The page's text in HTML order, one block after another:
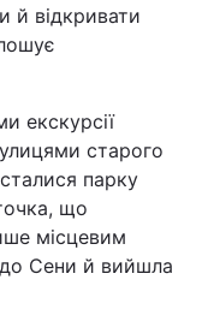
й відкривати
екскурсії
старого
парку
що
місцевим
Сени й вийшла